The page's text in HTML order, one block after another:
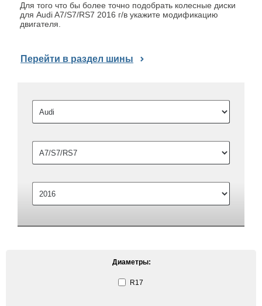
Для того что бы более точно подобрать колесные диски
для Audi A7/S7/RS7 2016 г/в укажите модификацию
двигателя.
Перейти в раздел шины
Диаметры:
R17